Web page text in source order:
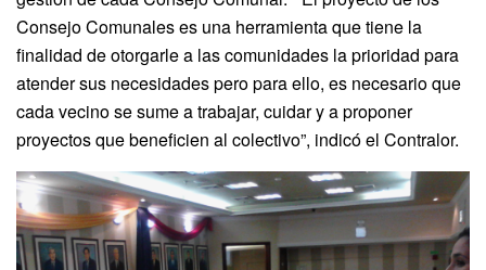
Consejo Comunales es una herramienta que tiene la
finalidad de otorgarle a las comunidades la prioridad para
atender sus necesidades pero para ello, es necesario que
cada vecino se sume a trabajar, cuidar y a proponer
proyectos que beneficien al colectivo”, indicó el Contralor.